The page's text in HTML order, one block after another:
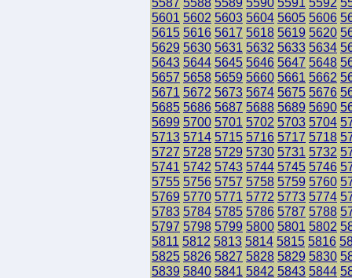
5601 5602 5603 5604 5605 5606
5615 5616 5617 5618 5619 5620
5629 5630 5631 5632 5633 5634
5643 5644 5645 5646 5647 5648
5657 5658 5659 5660 5661 5662
5671 5672 5673 5674 5675 5676
5685 5686 5687 5688 5689 5690
5699 5700 5701 5702 5703 5704
5713 5714 5715 5716 5717 5718
5727 5728 5729 5730 5731 5732
5741 5742 5743 5744 5745 5746
5755 5756 5757 5758 5759 5760
5769 5770 5771 5772 5773 5774
5783 5784 5785 5786 5787 5788
5797 5798 5799 5800 5801 5802
5811 5812 5813 5814 5815 5816
5825 5826 5827 5828 5829 5830
5839 5840 5841 5842 5843 5844